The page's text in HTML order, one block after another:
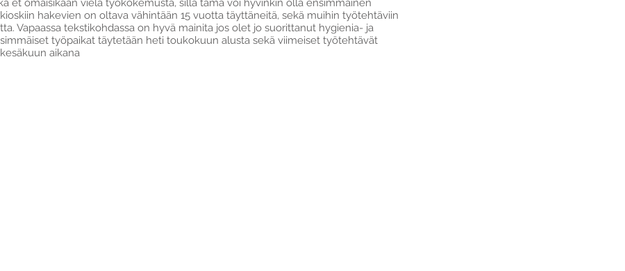
et omaisikaan vielä työkokemusta, sillä tämä voi hyvinkin olla ensimmäinen
hakevien on oltava vähintään 15 vuotta täyttäneitä, sekä muihin työtehtäviin
Vapaassa tekstikohdassa on hyvä mainita jos olet jo suorittanut hygienia- ja
työpaikat täytetään heti toukokuun alusta sekä viimeiset työtehtävät
aikana